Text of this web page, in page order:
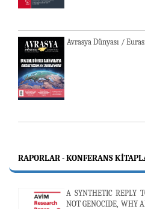
Avrasya Dünyası /
RAPORLAR - KONFERANS
A SYNTHETIC REPLY
NOT GENOCIDE, WHY